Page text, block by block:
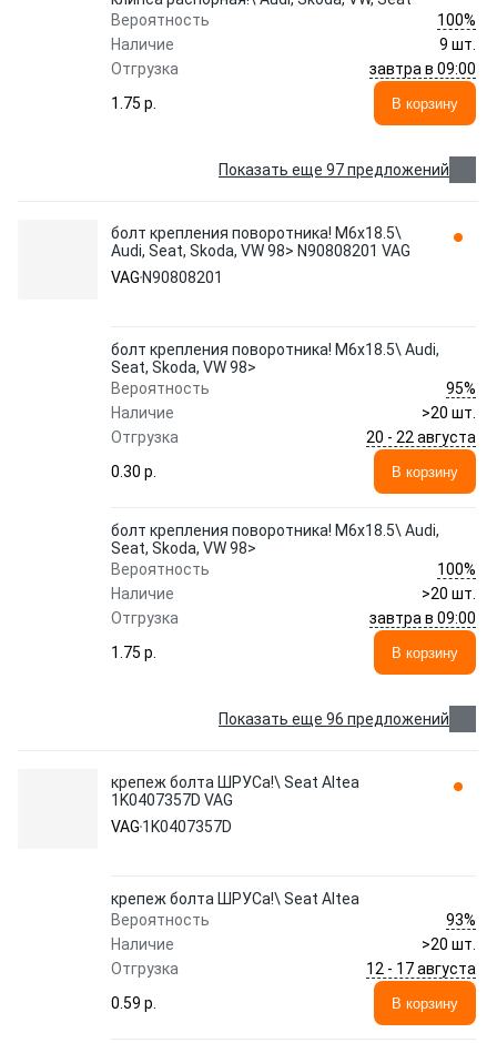
Вероятность
100%
Наличие
9 шт.
Отгрузка
завтра в 09:00
1.75 p.
В корзину
Показать еще 97 предложений
болт крепления поворотника! M6x18.5\
Audi, Seat, Skoda, VW 98> N90808201 VAG
VAG N90808201
болт крепления поворотника! M6x18.5\ Audi,
Seat, Skoda, VW 98>
Вероятность
95%
Наличие
>20 шт.
Отгрузка
20 - 22 августа
0.30 p.
В корзину
болт крепления поворотника! M6x18.5\ Audi,
Seat, Skoda, VW 98>
Вероятность
100%
Наличие
>20 шт.
Отгрузка
завтра в 09:00
1.75 p.
В корзину
Показать еще 96 предложений
крепеж болта ШРУСа!\ Seat Altea
1K0407357D VAG
VAG 1K0407357D
крепеж болта ШРУСа!\ Seat Altea
Вероятность
93%
Наличие
>20 шт.
Отгрузка
12 - 17 августа
0.59 p.
В корзину